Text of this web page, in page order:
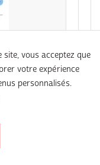
vous acceptez que
votre expérience
personnalisés.